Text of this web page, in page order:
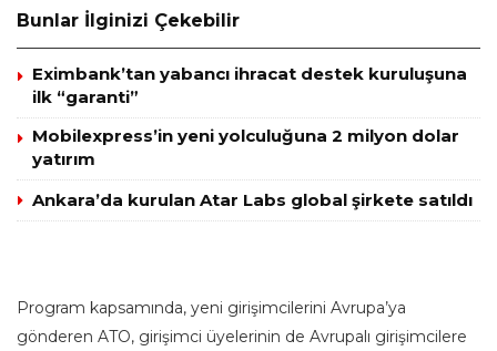
Bunlar İlginizi Çekebilir
Eximbank’tan yabancı ihracat destek kuruluşuna
ilk “garanti”
Mobilexpress’in yeni yolculuğuna 2 milyon dolar
yatırım
Ankara’da kurulan Atar Labs global şirkete satıldı
Program kapsamında, yeni girişimcilerini Avrupa’ya
gönderen ATO, girişimci üyelerinin de Avrupalı girişimcilere